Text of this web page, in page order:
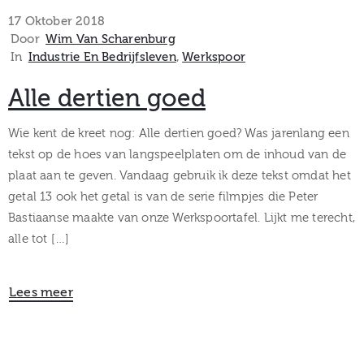
Activiteiten
Verhalen
over
Zuilen
17 Oktober 2018
Door Wim Van Scharenburg
In Industrie En Bedrijfsleven‚Werkspoor
Alle dertien goed
Wie kent de kreet nog: Alle dertien goed? Was jarenlang een
tekst op de hoes van langspeelplaten om de inhoud van de
plaat aan te geven. Vandaag gebruik ik deze tekst omdat het
getal 13 ook het getal is van de serie filmpjes die Peter
Bastiaanse maakte van onze Werkspoortafel. Lijkt me terecht,
alle tot […]
Lees meer